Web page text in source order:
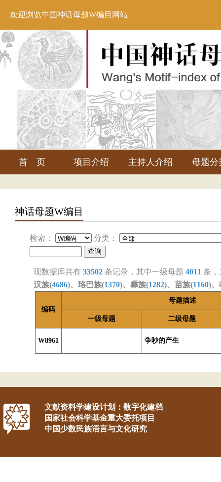
欢迎浏览中国神话母题W编目网站
首 页 项目介绍 主持人介绍 母题分
神话母题W编目
检索： 分类：
现数据库共有 33502 条记录，其中一级母题 4011 条
汉族(4686)、珞巴族(1370)、彝族(1282)、苗族(1160)、
编码
母题描述
一级母题 二级母题
W8961 争吵的产生
文献资料学建设计划：数字化建档
国家社会科学基金重大委托项目
中国少数民族语言与文化研究